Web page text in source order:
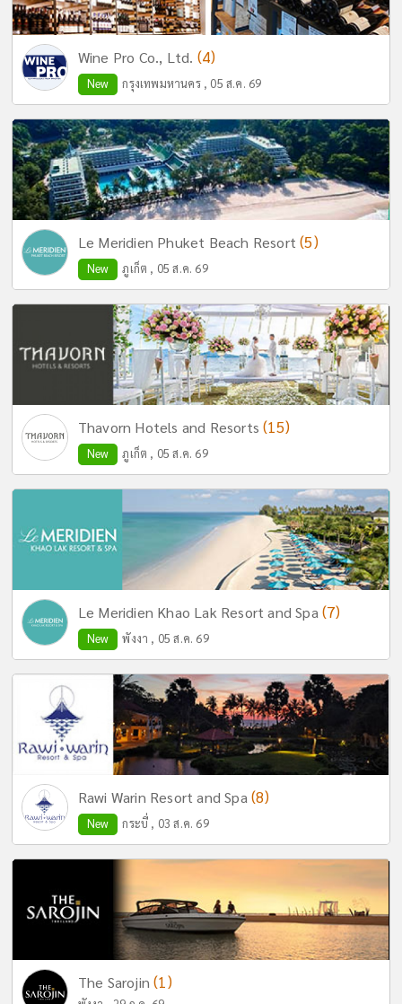
Wine Pro Co., Ltd. (4)
New กรุงเทพมหานคร , 05 ส.ค. 69
Le Meridien Phuket Beach Resort(5)
New ภูเก็ต , 05 ส.ค. 69
Thavorn Hotels and Resorts(15)
New ภูเก็ต , 05 ส.ค. 69
Le Meridien Khao Lak Resort and Spa (7)
New พังงา , 05 ส.ค. 69
Rawi Warin Resort and Spa (8)
New กระบี่ , 03 ส.ค. 69
The Sarojin(1)